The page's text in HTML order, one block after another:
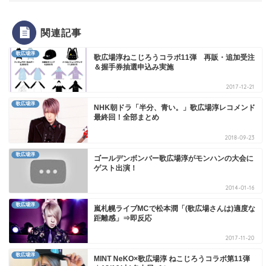
関連記事
歌広場淳
歌広場淳ねこじろうコラボ11弾 再販・追加受注
＆握手券抽選申込み実施
2017-12-21
歌広場淳
NHK朝ドラ「半分、青い。」歌広場淳レコメンド
最終回！全部まとめ
2018-09-23
歌広場淳
ゴールデンボンバー歌広場淳がモンハンの大会に
ゲスト出演！
2014-01-16
歌広場淳
嵐札幌ライブMCで松本潤「(歌広場さんは)適度な
距離感」⇒即反応
2017-11-20
歌広場淳
MINT NeKO×歌広場淳 ねこじろうコラボ第11弾